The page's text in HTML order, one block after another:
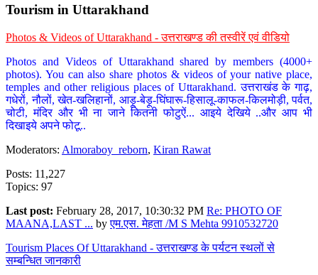
Tourism in Uttarakhand
Photos & Videos of Uttarakhand - उत्तराखण्ड की तस्वीरें एवं वीडियो
Photos and Videos of Uttarakhand shared by members (4000+
photos). You can also share photos & videos of your native place,
temples and other religious places of Uttarakhand. उत्तराखंड के गाढ़,
गधेरों, नौलों, खेत-खलिहानों, आड़ू-बेड़ू-घिंघारू-हिसालू-काफल-किलमोड़ी, पर्वत,
चोटी, मंदिर और भी ना जाने कितनी फोटुऐं... आइये देखिये ..और आप भी
दिखाइये अपने फोटू..
Moderators: Almoraboy_reborn, Kiran Rawat
Posts: 11,227
Topics: 97
Last post: February 28, 2017, 10:30:32 PM Re: PHOTO OF
MAANA,LAST ... byएम.एस. मेहता /M S Mehta 9910532720
Tourism Places Of Uttarakhand - उत्तराखण्ड के पर्यटन स्थलों से
सम्बन्धित जानकारी